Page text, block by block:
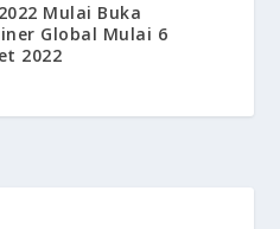
Mulai Buka
Global Mulai 6
2022